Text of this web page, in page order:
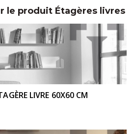
le produit Étagères livres
LIVRE 60X60 CM